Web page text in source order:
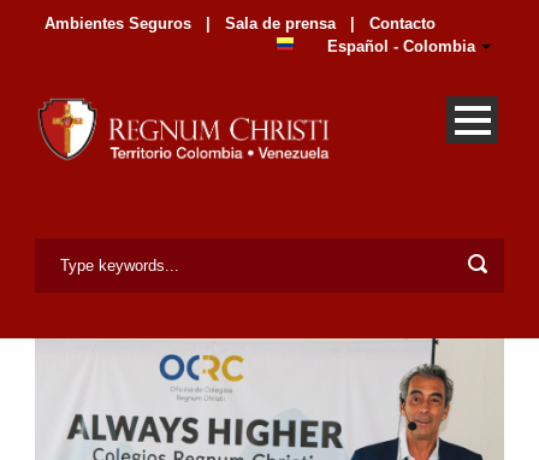
Ambientes Seguros Sala de prensa
Contacto
Español - Colombia